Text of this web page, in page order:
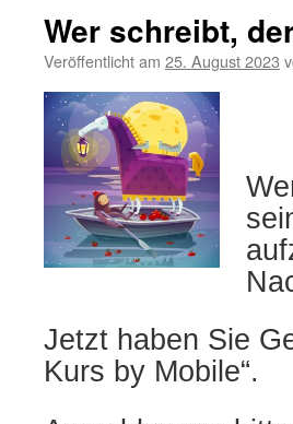
Wer schreibt,
Veröffentlicht am 25. August 2023
Jetzt haben Sie
Kurs by Mobile“.